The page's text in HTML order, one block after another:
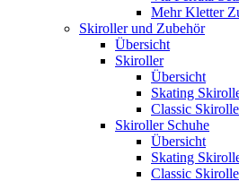
Mehr Kletter
Skiroller und Zubehör
Übersicht
Skiroller
Übersicht
Skating
Classic
Skiroller Schuhe
Übersicht
Skating
Classic